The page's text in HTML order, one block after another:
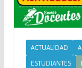
ACTUALIDAD
ESTUDIANTES